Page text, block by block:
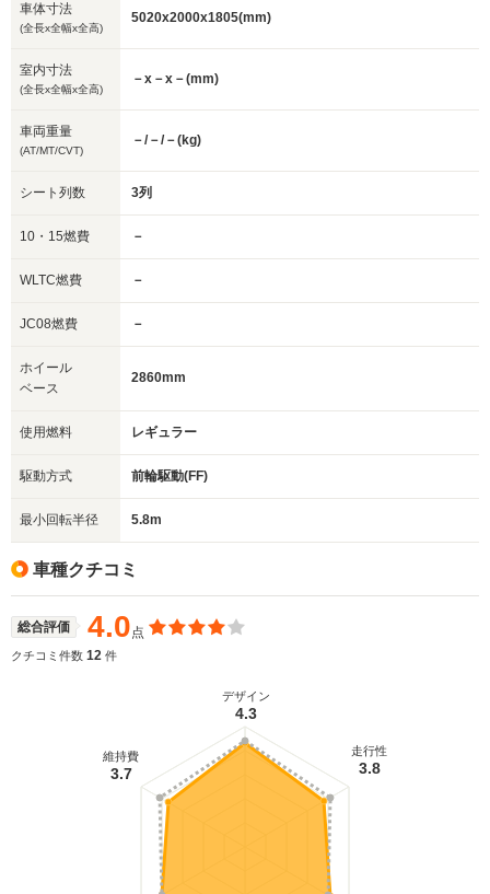
車体寸法
(全長x全幅x全高)
5020x2000x1805(mm)
室内寸法
(全長x全幅x全高)
－x－x－(mm)
車両重量
(AT/MT/CVT)
－/－/－(kg)
シート列数 3列
10・15燃費 －
WLTC燃費 －
JC08燃費 －
ホイール
ベース
2860mm
使用燃料 レギュラー
駆動方式 前輪駆動(FF)
最小回転半径 5.8m
車種クチコミ
総合評価 4.0点
クチコミ件数 12 件
デザイン
4.3
走行性
3.8
維持費
3.7